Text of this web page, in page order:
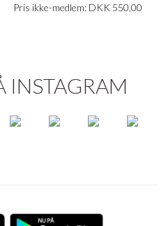
Pris ikke-medlem: DKK 550,00
INSTAGRAM